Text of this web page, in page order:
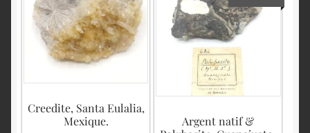
Creedite, Santa Eulalia,
Mexique.
Argent natif &